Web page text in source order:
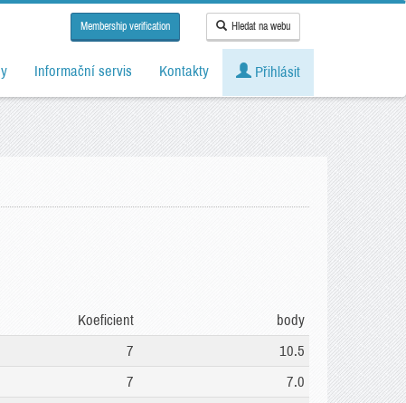
Membership verification Hledat na webu
Informační servis Kontakty Přihlásit
Koeficient
body
7
10.5
7
7.0